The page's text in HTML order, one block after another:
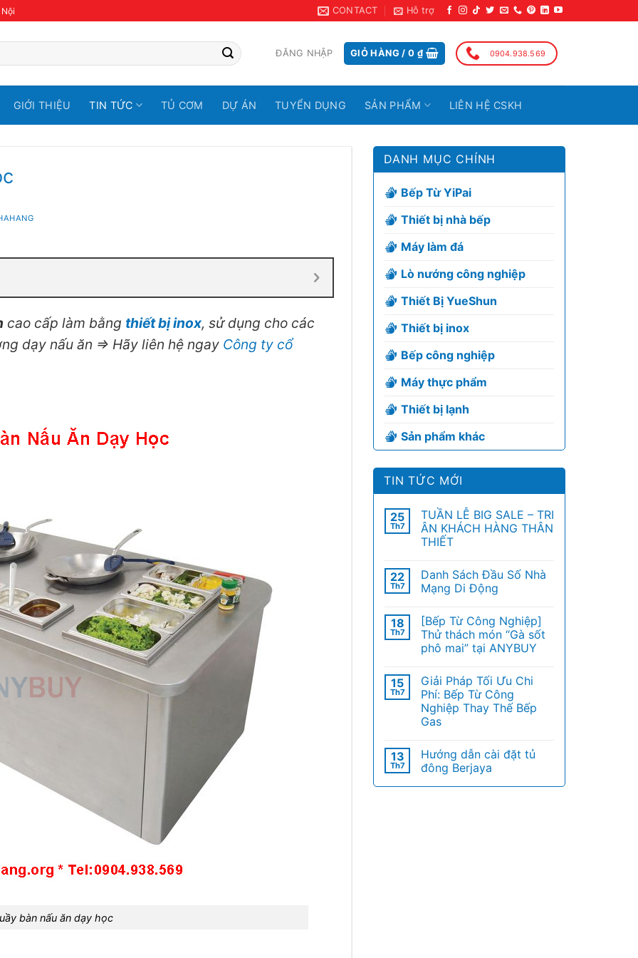
CONTACT Hỗ trợ
ĐĂNG NHẬP GIỎ HÀNG /0 ₫ 0904.938.569
GIỚI THIỆU TIN TỨC TỦ CƠM DỰ ÁN TUYỂN DỤNG SẢN PHẨM LIÊN HỆ CSKH
cao cấp làm bằng thiết bị inox, sử dụng cho các
dạy nấu ăn => Hãy liên hệ ngay Công ty cổ
bàn nấu ăn dạy học
DANH MỤC CHÍNH
Bếp Từ YiPai
Thiết bị nhà bếp
Máy làm đá
Lò nướng công nghiệp
Thiết Bị YueShun
Thiết bị inox
Bếp công nghiệp
Máy thực phẩm
Thiết bị lạnh
Sản phẩm khác
TIN TỨC MỚI
25
Th7
TUẦN LỄ BIG SALE – TRI
ÂN KHÁCH HÀNG THÂN
THIẾT
22
Th7
Danh Sách Đầu Số Nhà
Mạng Di Động
18
Th7
[Bếp Từ Công Nghiệp]
Thử thách món “Gà sốt
phô mai” tại ANYBUY
15
Th7
Giải Pháp Tối Ưu Chi
Phí: Bếp Từ Công
Nghiệp Thay Thế Bếp
Gas
13
Th7
Hướng dẫn cài đặt tủ
đông Berjaya